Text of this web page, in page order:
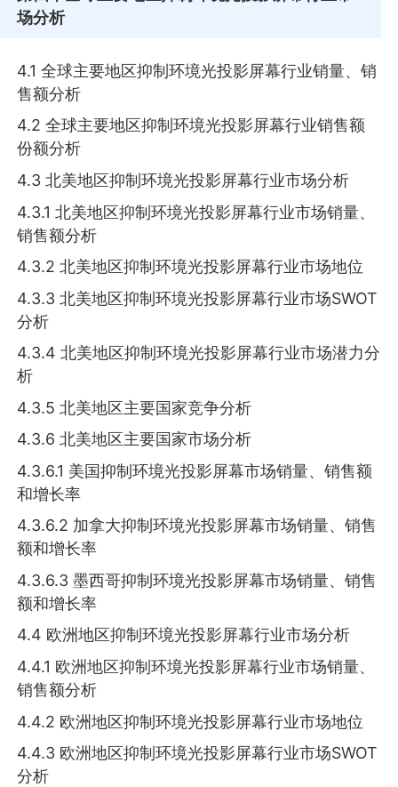
场分析
4.1 全球主要地区抑制环境光投影屏幕行业销量、销
售额分析
4.2 全球主要地区抑制环境光投影屏幕行业销售额
份额分析
4.3 北美地区抑制环境光投影屏幕行业市场分析
4.3.1 北美地区抑制环境光投影屏幕行业市场销量、
销售额分析
4.3.2 北美地区抑制环境光投影屏幕行业市场地位
4.3.3 北美地区抑制环境光投影屏幕行业市场SWOT
分析
4.3.4 北美地区抑制环境光投影屏幕行业市场潜力分
析
4.3.5 北美地区主要国家竞争分析
4.3.6 北美地区主要国家市场分析
4.3.6.1 美国抑制环境光投影屏幕市场销量、销售额
和增长率
4.3.6.2 加拿大抑制环境光投影屏幕市场销量、销售
额和增长率
4.3.6.3 墨西哥抑制环境光投影屏幕市场销量、销售
额和增长率
4.4 欧洲地区抑制环境光投影屏幕行业市场分析
4.4.1 欧洲地区抑制环境光投影屏幕行业市场销量、
销售额分析
4.4.2 欧洲地区抑制环境光投影屏幕行业市场地位
4.4.3 欧洲地区抑制环境光投影屏幕行业市场SWOT
分析